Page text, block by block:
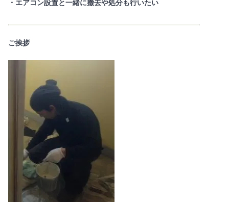
・エアコン設置と一緒に撤去や処分も行いたい
ご挨拶